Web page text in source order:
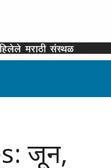
जून,